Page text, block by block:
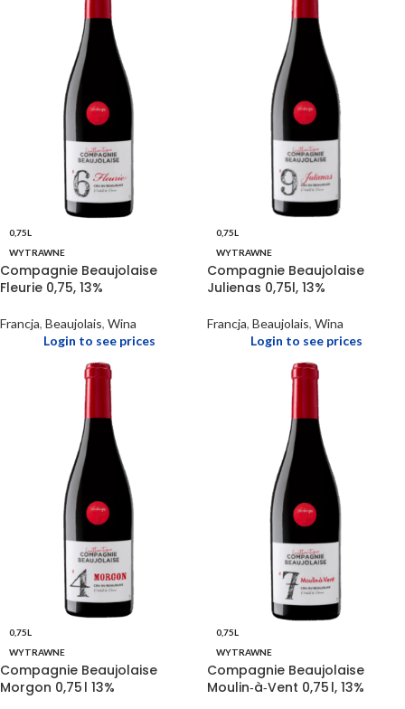
0,75L
WYTRAWNE
Compagnie Beaujolaise
Fleurie 0,75, 13%
Francja, Beaujolais, Wina
Login to see prices
0,75L
WYTRAWNE
Compagnie Beaujolaise
Julienas 0,75l, 13%
Francja, Beaujolais, Wina
Login to see prices
0,75L
WYTRAWNE
Compagnie Beaujolaise
Morgon 0,75 l 13%
0,75L
WYTRAWNE
Compagnie Beaujolaise
Moulin‑à‑Vent 0,75 l, 13%